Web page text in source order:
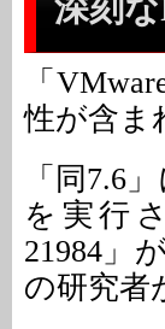
深刻
「
性が含ま
「同7.6
を実行
21984」
の研究者